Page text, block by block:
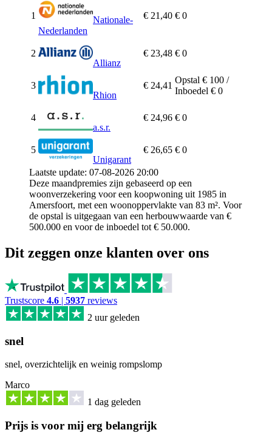
1
Nationale-
Nederlanden
€ 21,40 € 0
2
Allianz
€ 23,48 € 0
3
Rhion
€ 24,41
Opstal € 100 /
Inboedel € 0
4
a.s.r.
€ 24,96 € 0
5
Unigarant
€ 26,65 € 0
Laatste update: 07-08-2026 20:00
Deze maandpremies zijn gebaseerd op een
woonverzekering voor een koopwoning uit 1985 in
Amersfoort, met een woonoppervlakte van 83 m². Voor
de opstal is uitgegaan van een herbouwwaarde van €
500.000 en voor de inboedel tot € 50.000.
Dit zeggen onze klanten over ons
Trustscore 4.6 | 5937 reviews
2 uur geleden
snel
snel, overzichtelijk en weinig rompslomp
Marco
1 dag geleden
Prijs is voor mij erg belangrijk